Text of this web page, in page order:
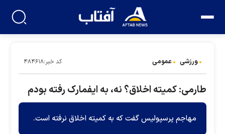
ورزشی عمومی کد خبر:۴۸۴۶۱۸
طارمی: کمیته اخلاق؟ نه، به ایفمارک رفته بودم
مهاجم پرسپولیس گفت که به کمیته اخلاق نرفته است.